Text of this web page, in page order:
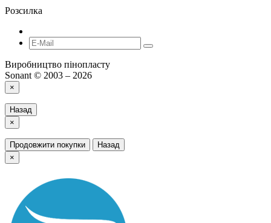
Розсилка
Виробництво пінопласту
Sonant © 2003 – 2026
×
Назад
×
Продовжити покупки
Назад
×